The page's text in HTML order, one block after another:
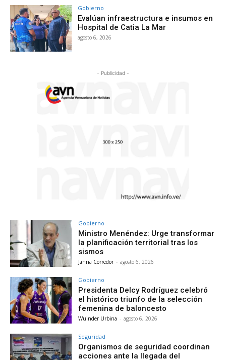
Gobierno
Evalúan infraestructura e insumos en
Hospital de Catia La Mar
agosto 6, 2026
- Publicidad -
Gobierno
Ministro Menéndez: Urge transformar
la planificación territorial tras los
sismos
Janna Corredor - agosto 6, 2026
Gobierno
Presidenta Delcy Rodríguez celebró
el histórico triunfo de la selección
femenina de baloncesto
Wuinder Urbina - agosto 6, 2026
Seguridad
Organismos de seguridad coordinan
acciones ante la llegada del